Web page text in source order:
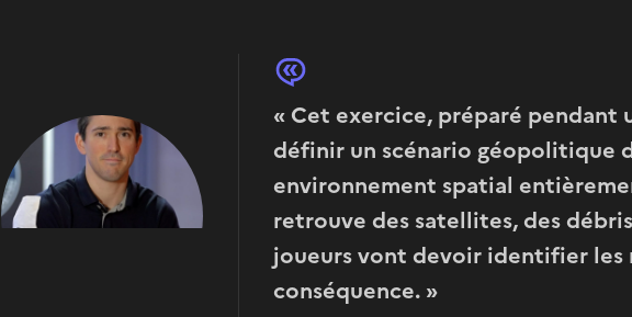
« Cet exercice, préparé pendant
définir un scénario géopolitique
environnement spatial
retrouve des satellites, des
joueurs vont devoir identifier les
conséquence. »